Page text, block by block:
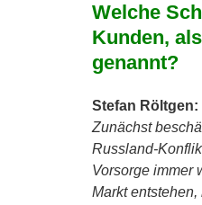
Welche
Kunden,
genannt?
Stefan Röltgen:
Zunächst
Russland-
Vorsorge immer
Markt